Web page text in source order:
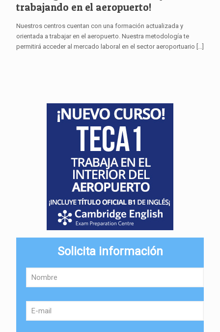
trabajando en el aeropuerto!
Nuestros centros cuentan con una formación actualizada y
orientada a trabajar en el aeropuerto. Nuestra metodología te
permitirá acceder al mercado laboral en el sector aeroportuario
Solicita información